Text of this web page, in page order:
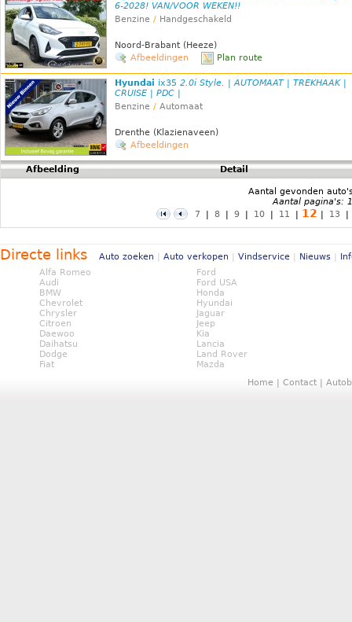
6-2028! VAN/VOOR WEKEN!!
Benzine / Handgeschakeld
Noord-Brabant (Heeze)
Afbeeldingen
Plan route
Hyundai ix35 2.0i Style. | AUTOMAAT | TREKHAAK |
CRUISE | PDC |
Benzine / Automaat
Drenthe (Klazienaveen)
Afbeeldingen
Afbeelding Detail
Aantal gevonden
Aantal pagina's:
7
| 8 | 9 | 10 | 11 | 12 | 13 |
Directe links Auto zoeken | Auto verkopen | Vindservice | Nieuws |
Alfa Romeo
Audi
BMW
Chevrolet
Chrysler
Citroen
Daewoo
Daihatsu
Dodge
Fiat
Ford
Ford USA
Honda
Hyundai
Jaguar
Jeep
Kia
Lancia
Land Rover
Mazda
Home | Contact |